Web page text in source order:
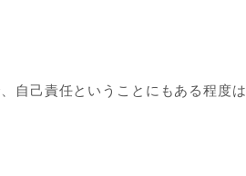
自己責任ということにもある程度